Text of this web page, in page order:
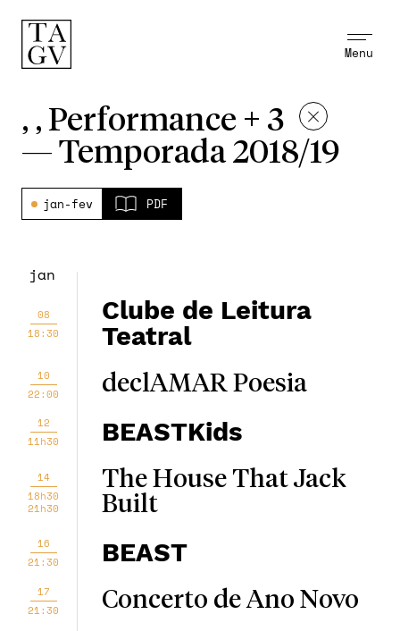
Menu
, , Performance + 3
— Temporada 2018/19
jan-fev PDF
jan
08
18:30
Clube de Leitura
Teatral
10
22:00
declAMAR Poesia
12
11h30
BEASTKids
14
18h30
21h30
The House That Jack
Built
16
21:30
BEAST
17
21:30
Concerto de Ano Novo